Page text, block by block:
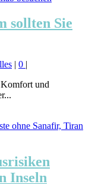
sollten Sie
| 0 |
Komfort und
Inseln